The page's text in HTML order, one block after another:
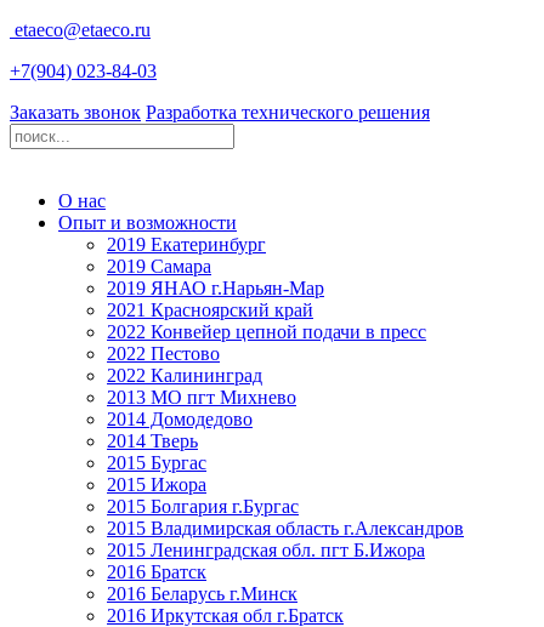
etaeco@etaeco.ru
+7(904) 023-84-03
Заказать звонок Разработка технического решения
О нас
Опыт и возможности
2019 Екатеринбург
2019 Самара
2019 ЯНАО г.Нарьян-Мар
2021 Красноярский край
2022 Конвейер цепной подачи в пресс
2022 Пестово
2022 Калининград
2013 МО пгт Михнево
2014 Домодедово
2014 Тверь
2015 Бургас
2015 Ижора
2015 Болгария г.Бургас
2015 Владимирская область г.Александров
2015 Ленинградская обл. пгт Б.Ижора
2016 Братск
2016 Беларусь г.Минск
2016 Иркутская обл г.Братск